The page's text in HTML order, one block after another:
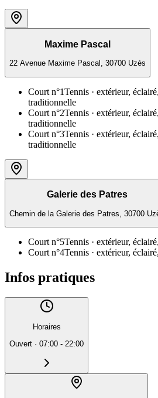
Maxime Pascal
22 Avenue Maxime Pascal, 30700 Uzès
Court n°1Tennis · extérieur,
traditionnelle
Court n°2Tennis · extérieur,
traditionnelle
Court n°3Tennis · extérieur,
traditionnelle
Galerie des Patres
Chemin de la Galerie des Patres, 30700
Court n°5Tennis · extérieur,
Court n°4Tennis · extérieur,
Infos pratiques
Horaires
Ouvert · 07:00 - 22:00